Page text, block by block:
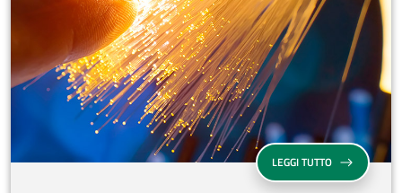
LEGGI TUTTOSU FONDO